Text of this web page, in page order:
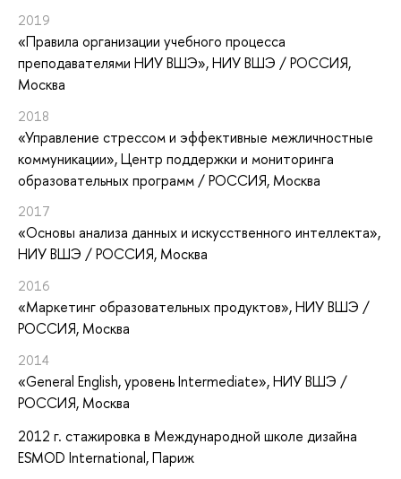
2019
«Правила организации учебного процесса
преподавателями НИУ ВШЭ», НИУ ВШЭ / РОССИЯ,
Москва
2018
«Управление стрессом и эффективные межличностные
коммуникации», Центр поддержки и мониторинга
образовательных программ / РОССИЯ, Москва
2017
«Основы анализа данных и искусственного интеллекта»,
НИУ ВШЭ / РОССИЯ, Москва
2016
«Маркетинг образовательных продуктов», НИУ ВШЭ /
РОССИЯ, Москва
2014
«General English, уровень Intermediate», НИУ ВШЭ /
РОССИЯ, Москва
2012 г. стажировка в Международной школе дизайна
ESMOD International, Париж